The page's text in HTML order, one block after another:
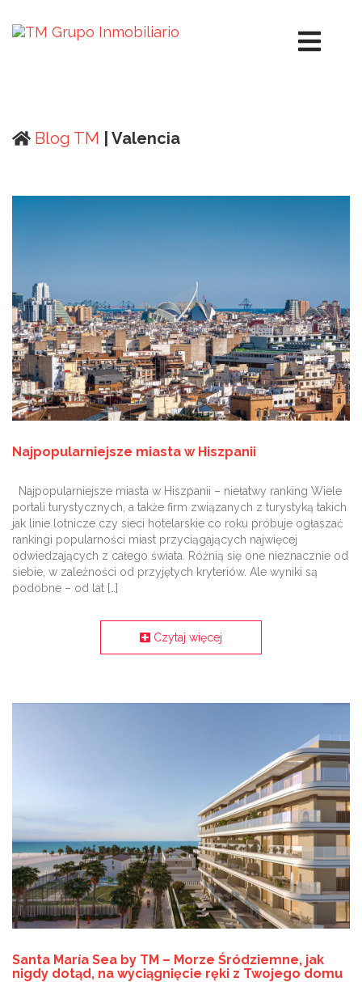
Blog TM | Valencia
Najpopularniejsze miasta w Hiszpanii
Najpopularniejsze miasta w Hiszpanii – niełatwy ranking Wiele
portali turystycznych, a także firm związanych z turystyką takich
jak linie lotnicze czy sieci hotelarskie co roku próbuje ogłaszać
rankingi popularności miast przyciągających najwięcej
odwiedzających z całego świata. Różnią się one nieznacznie od
siebie, w zależności od przyjętych kryteriów. Ale wyniki są
podobne – od lat […]
Czytaj więcej
Santa María Sea by TM – Morze Śródziemne, jak
nigdy dotąd, na wyciągnięcie ręki z Twojego domu